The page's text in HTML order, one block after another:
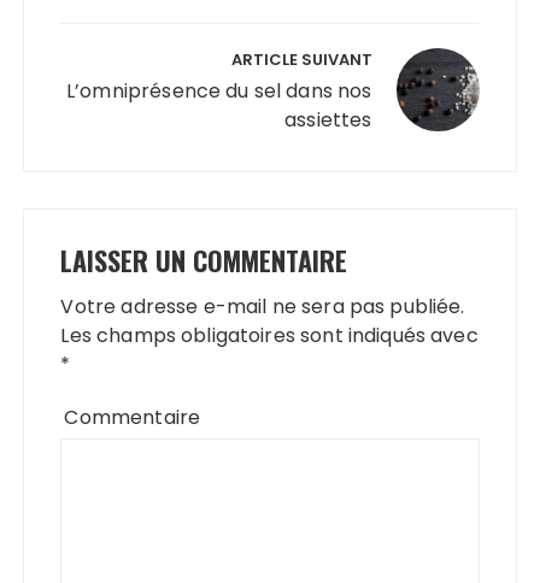
ARTICLE SUIVANT
L’omniprésence du sel dans nos
assiettes
LAISSER UN COMMENTAIRE
Votre adresse e-mail ne sera pas publiée.
Les champs obligatoires sont indiqués avec
*
Commentaire